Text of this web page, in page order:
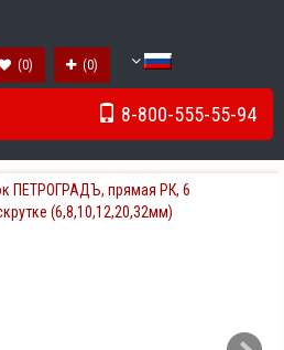
(0) (0)
8-800-555-55-94